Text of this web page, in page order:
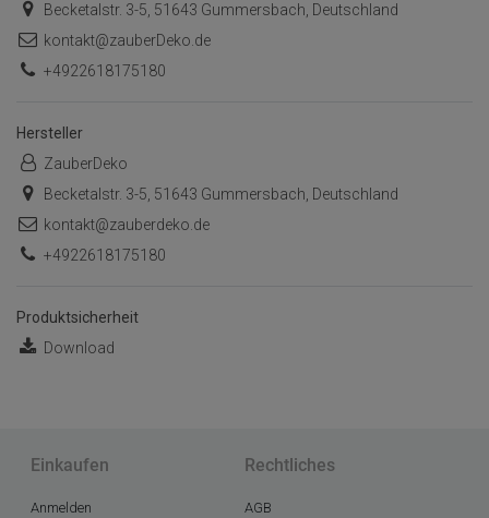
Becketalstr. 3-5, 51643 Gummersbach, Deutschland
kontakt@zauberDeko.de
+4922618175180
Hersteller
ZauberDeko
Becketalstr. 3-5, 51643 Gummersbach, Deutschland
kontakt@zauberdeko.de
+4922618175180
Produktsicherheit
Download
Einkaufen
Anmelden
Rechtliches
AGB